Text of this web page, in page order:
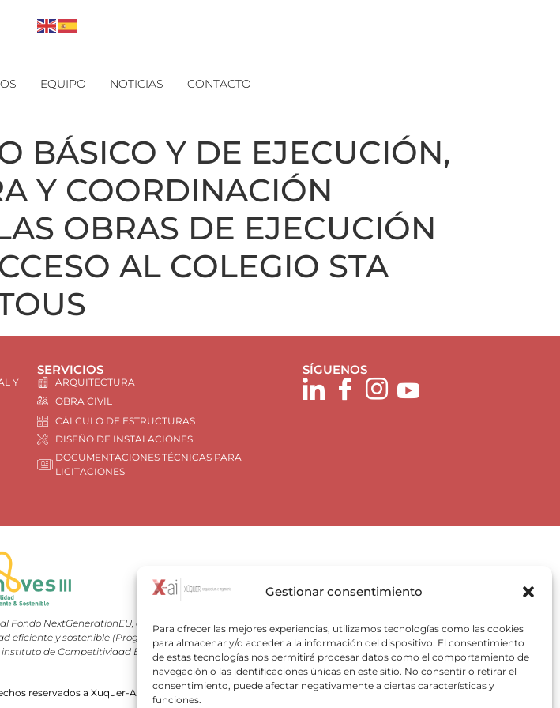
Gestionar consentimiento
Para ofrecer las mejores experiencias, utilizamos tecnologías como las cookies
para almacenar y/o acceder a la información del dispositivo. El consentimiento
de estas tecnologías nos permitirá procesar datos como el comportamiento de
navegación o las identificaciones únicas en este sitio. No consentir o retirar el
consentimiento, puede afectar negativamente a ciertas características y
funciones.
EQUIPO NOTICIAS CONTACTO
BÁSICO Y DE EJECUCIÓN,
Y COORDINACIÓN
OBRAS DE EJECUCIÓN
AL COLEGIO STA
Y
SERVICIOS
ARQUITECTURA
OBRA CIVIL
CÁLCULO DE ESTRUCTURAS
DISEÑO DE INSTALACIONES
DOCUMENTACIONES TÉCNICAS PARA
LICITACIONES
SÍGUENOS
Fondo NextGenerationEU, en el marco del Plan de Recuperación, Trasformación y Resiliencia, para
y sostenible (Programa MOVES III Valencia) del Ministerio para la Transición Ecológica y el
de Competitividad Empresarial (IVACE).
reservados a Xuquer-Arqing y sus respectivos autores.